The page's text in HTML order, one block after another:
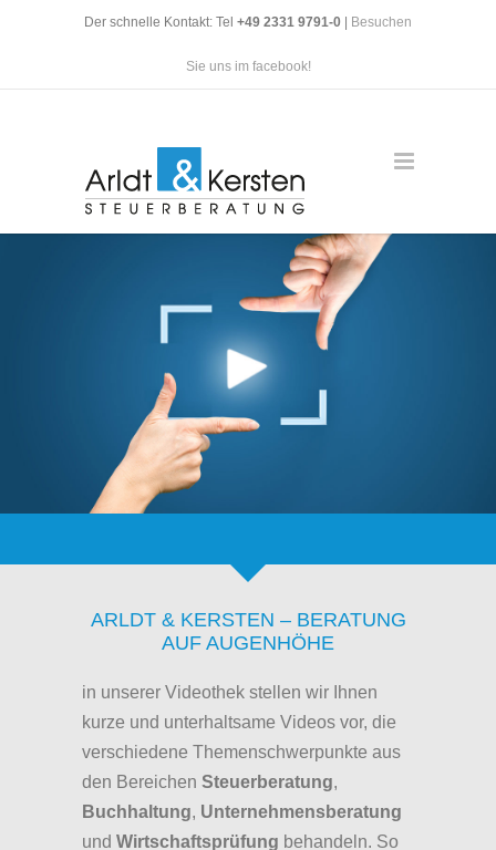
Der schnelle Kontakt: Tel +49 2331 9791-0 Besuchen
Sie uns im facebook!
ARLDT & KERSTEN – BERATUNG
AUF AUGENHÖHE
in unserer Videothek stellen wir Ihnen
kurze und unterhaltsame Videos vor, die
verschiedene Themenschwerpunkte aus
den Bereichen Steuerberatung,
Buchhaltung, Unternehmensberatung
und Wirtschaftsprüfung behandeln. So